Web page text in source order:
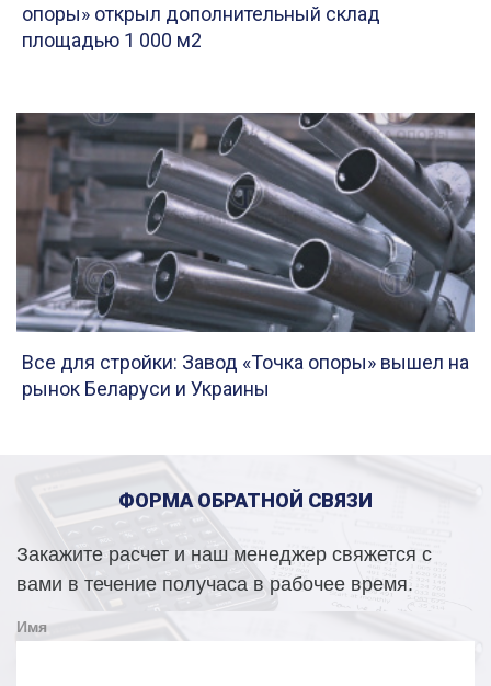
опоры» открыл дополнительный склад
площадью 1 000 м2
Все для стройки: Завод «Точка опоры» вышел на
рынок Беларуси и Украины
ФОРМА ОБРАТНОЙ СВЯЗИ
Закажите расчет и наш менеджер свяжется с
вами в течение получаса в рабочее время.
Имя